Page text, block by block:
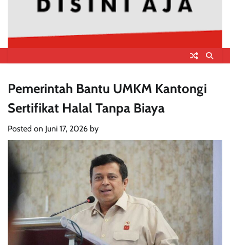
Pemerintah Bantu UMKM Kantongi
Sertifikat Halal Tanpa Biaya
Posted on Juni 17, 2026 by